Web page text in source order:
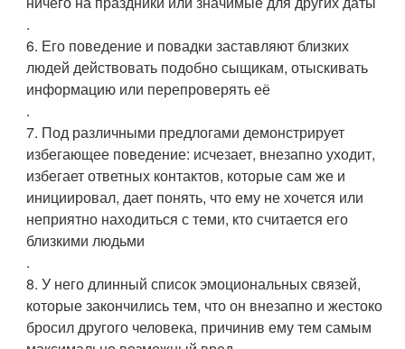
.
6. Его поведение и повадки заставляют близких
людей действовать подобно сыщикам, отыскивать
информацию или перепроверять её
.
7. Под различными предлогами демонстрирует
избегающее поведение: исчезает, внезапно уходит,
избегает ответных контактов, которые сам же и
инициировал, дает понять, что ему не хочется или
неприятно находиться с теми, кто считается его
близкими людьми
.
8. У него длинный список эмоциональных связей,
которые закончились тем, что он внезапно и жестоко
бросил другого человека, причинив ему тем самым